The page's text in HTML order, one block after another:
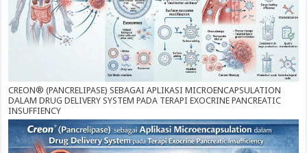
CREON® (PANCRELIPASE) SEBAGAI APLIKASI MICROENCAPSULATION
DALAM DRUG DELIVERY SYSTEM PADA TERAPI EXOCRINE PANCREATIC
INSUFFIENCY